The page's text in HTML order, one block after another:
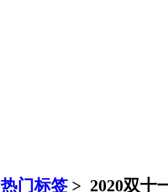
热门标签 > 2020双十